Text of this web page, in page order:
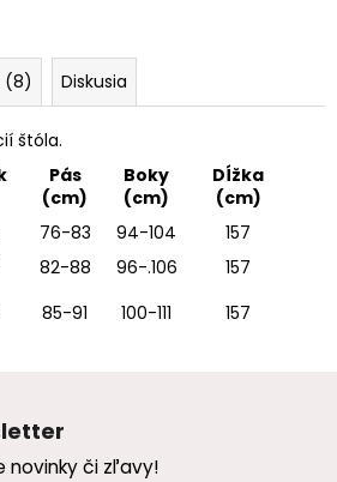
(8) Diskusia
štóla.
Pás
(cm)
Boky
(cm)
Dĺžka
(cm)
76-83 94-104
157
82-88 96-.106
157
85-91 100-111 157
novinky či zľavy!